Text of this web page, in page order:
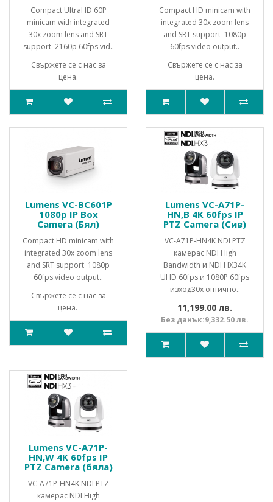
Compact UltraHD 60P
minicam with integrated
30x zoom lens and SRT
support 2160p 60fps vid..
Свържете се с нас за
цена.
Compact HD minicam with
integrated 30x zoom lens
and SRT support 1080p
60fps video output..
Свържете се с нас за
цена.
Lumens VC-BC601P
1080p IP Box
Camera (Бял)
Compact HD minicam with
integrated 30x zoom lens
and SRT support 1080p
60fps video output..
Свържете се с нас за
цена.
Lumens VC-A71P-
HN,B 4K 60fps IP
PTZ Camera (Сив)
VC-A71P-HN4K NDI PTZ
камерас NDI High
Bandwidth и NDI HX34K
UHD 60fps и 1080P 60fps
изход30x оптично..
11,199.00 лв.
Без данък:9,332.50 лв.
Lumens VC-A71P-
HN,W 4K 60fps IP
PTZ Camera (бяла)
VC-A71P-HN4K NDI PTZ
камерас NDI High